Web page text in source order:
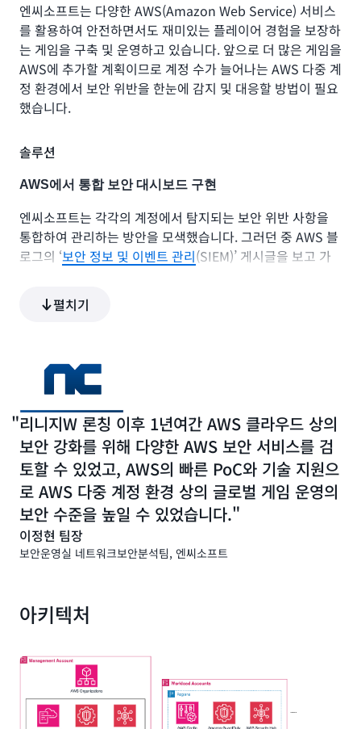
엔씨소프트는 다양한 AWS(Amazon Web Service) 서비스
를 활용하여 안전하면서도 재미있는 플레이어 경험을 보장하
는 게임을 구축 및 운영하고 있습니다. 앞으로 더 많은 게임을
AWS에 추가할 계획이므로 계정 수가 늘어나는 AWS 다중 계
정 환경에서 보안 위반을 한눈에 감지 및 대응할 방법이 필요
했습니다.
솔루션
AWS에서 통합 보안 대시보드 구현
엔씨소프트는 각각의 계정에서 탐지되는 보안 위반 사항을
통합하여 관리하는 방안을 모색했습니다. 그러던 중 AWS 블
로그의 ‘보안 정보 및 이벤트 관리(SIEM)’ 게시글을 보고 가
계정을 중앙에서 확인, 다중 계정에 보안 규칙을 적용하여 일
관된 보안 감사 수행, 그리고 수집된 데이터의 가시성을 확보
이 가능한지를 중점적으로 검토했습니다.
는 “중앙 관리형 SIEM 구축 프로젝트에 레퍼런스를 제공하
고 아키텍처와 테스트를 지원해준 AWS 솔루션즈 아키텍트
와 어카운트팀이 있어서 매우 도움이 되었습니다.”라고 밝혔
습니다
AWS의 어카운트팀과 협업하면서 다양한 AWS 서비스를 활
용해 통합 보안 대시보드를 구현했습니다. Amazon
GuardDuty로 인스턴스 침해, 계정 침해, 비정상적인 API 활
API 호출 기록과 그로 인해 생성된 리소스의 기록을 저장하
고 규정 위반된 리소스를 탐지하도록 설정했습니다. AWS
로그를 통합 수집하고 탐지된 이벤트를 중앙에서 관리 및 모
니터링할 수 있도록 구축했습니다. 또한, AWS 다중 계정을
하나의 단위로 묶어서 관리할 수 있도록 AWS
펼치기
리니지W 론칭 이후 1년여간 AWS 클라우드 상의
보안 강화를 위해 다양한 AWS 보안 서비스를 검
토할 수 있었고, AWS의 빠른 PoC와 기술 지원으
로 AWS 다중 계정 환경 상의 글로벌 게임 운영의
보안 수준을 높일 수 있었습니다.
이정현 팀장
보안운영실 네트워크보안분석팀, 엔씨소프트
아키텍처